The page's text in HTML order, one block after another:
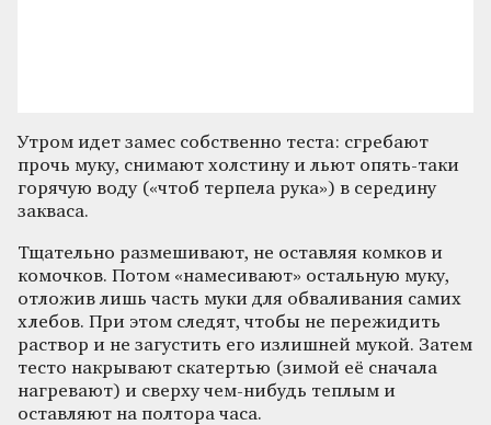
Утром идет замес собственно теста: сгребают
прочь муку, снимают холстину и льют опять-таки
горячую воду («чтоб терпела рука») в середину
закваса.
Тщательно размешивают, не оставляя комков и
комочков. Потом «намесивают» остальную муку,
отложив лишь часть муки для обваливания самих
хлебов. При этом следят, чтобы не пережидить
раствор и не загустить его излишней мукой. Затем
тесто накрывают скатертью (зимой её сначала
нагревают) и сверху чем-нибудь теплым и
оставляют на полтора часа.